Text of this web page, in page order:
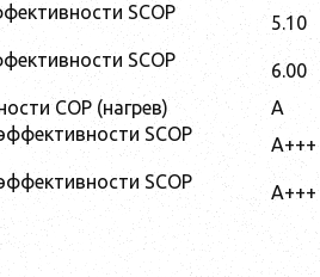
SCOP
5.10
SCOP
6.00
COP (нагрев)
A
SCOP
A+++
SCOP
A+++